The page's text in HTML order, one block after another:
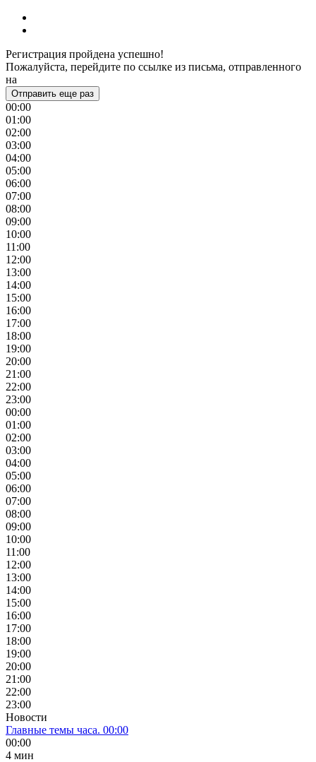
Регистрация пройдена успешно!
Пожалуйста, перейдите по ссылке из письма, отправленного
на
Отправить еще раз
00:00
01:00
02:00
03:00
04:00
05:00
06:00
07:00
08:00
09:00
10:00
11:00
12:00
13:00
14:00
15:00
16:00
17:00
18:00
19:00
20:00
21:00
22:00
23:00
00:00
01:00
02:00
03:00
04:00
05:00
06:00
07:00
08:00
09:00
10:00
11:00
12:00
13:00
14:00
15:00
16:00
17:00
18:00
19:00
20:00
21:00
22:00
23:00
Новости
Главные темы часа. 00:00
00:00
4 мин